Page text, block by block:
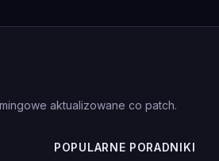
aktualizowane co patch.
POPULARNE PORADNIKI